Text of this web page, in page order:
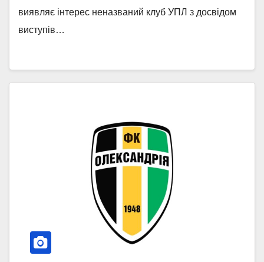
виявляє інтерес неназваний клуб УПЛ з досвідом
виступів…